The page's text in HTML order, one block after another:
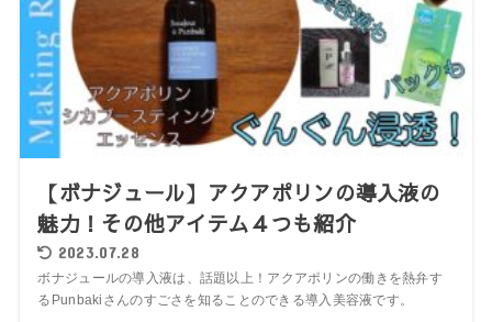
【ボナジュール】アクアポリンの導入液の
魅力！その他アイテム４つも紹介
2023.07.28
ボナジュールの導入液は、話題以上！アクアポリンの働きを熱弁す
るPunbakiさんのすごさを知ることのできる導入美容液です。